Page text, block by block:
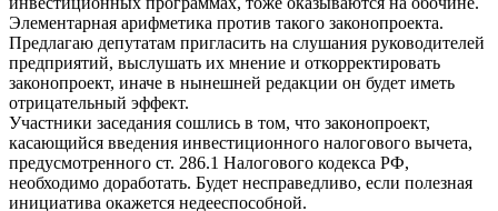
Элементарная арифметика против такого законопроекта.
Предлагаю депутатам пригласить на слушания руководителей
предприятий, выслушать их мнение и откорректировать
законопроект, иначе в нынешней редакции он будет иметь
отрицательный эффект.
Участники заседания сошлись в том, что законопроект,
касающийся введения инвестиционного налогового вычета,
предусмотренного ст. 286.1 Налогового кодекса РФ,
необходимо доработать. Будет несправедливо, если полезная
инициатива окажется недееспособной.